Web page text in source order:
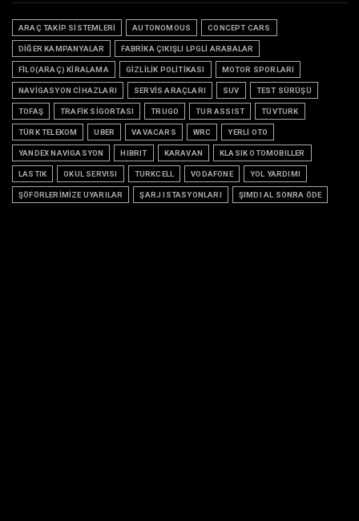
ARAÇ TAKİP SİSTEMLERİ AUTONOMOUS CONCEPT CARS
DİĞER KAMPANYALAR FABRİKA ÇIKIŞLI LPGLİ ARABALAR
FİLO(ARAÇ) KİRALAMA GİZLİLİK POLİTİKASI MOTOR SPORLARI
NAVİGASYON CİHAZLARI SERVİS ARAÇLARI SUV TEST SÜRÜŞÜ
TOFAŞ TRAFİK SİGORTASI TRUGO TUR ASSIST TÜVTURK
TÜRK TELEKOM UBER VAVACARS WRC YERLİ OTO
YANDEX NAVIGASYON HIBRIT KARAVAN KLASIK OTOMOBILLER
LASTIK OKUL SERVISI TURKCELL VODAFONE YOL YARDIMI
ŞÖFÖRLERİMİZE UYARILAR ŞARJ ISTASYONLARI ŞIMDI AL SONRA ÖDE